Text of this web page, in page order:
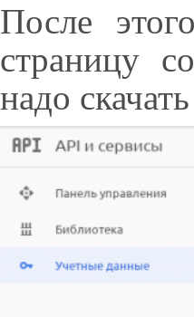
После
страницу
надо